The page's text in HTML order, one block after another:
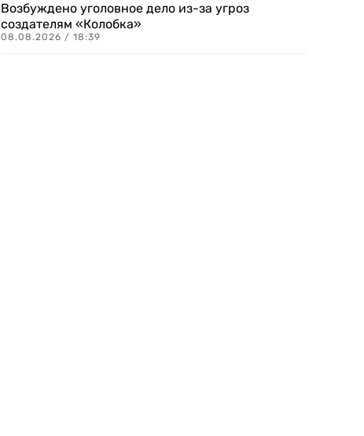
Возбуждено уголовное дело из-за угроз
создателям «Колобка»
08.08.2026 / 18:39